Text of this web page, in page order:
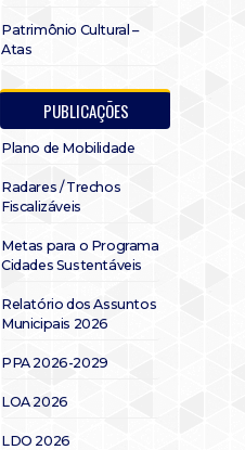
Patrimônio Cultural –
Atas
PUBLICAÇÕES
Plano de Mobilidade
Radares / Trechos
Fiscalizáveis
Metas para o Programa
Cidades Sustentáveis
Relatório dos Assuntos
Municipais 2026
PPA 2026-2029
LOA 2026
LDO 2026